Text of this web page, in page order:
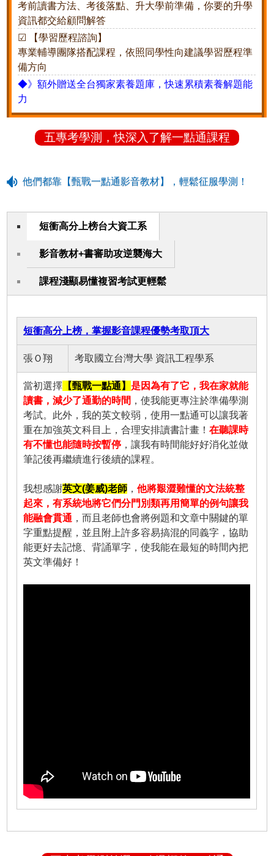
考前讀書方法、考後落點、升大學前準備，你要的升學
資訊都交給顧問解答
☑ 【學習歷程諮詢】
專業輔導團隊搭配課程，依照同學性向建議學習歷程準
備方向
◆》額外贈送全台獨家素養題庫，快速累積素養解題能
力
五專考學測，快深入了解一點通課程
他們都靠【甄戰一點通影音教材】，輕鬆征服學測！
短衝高分上榜台大資工系
影音教材+書審助攻逆襲海大
課程淺顯易懂複習考試更輕鬆
短衝高分上榜，掌握影音課程優勢考取頂大
張Ｏ翔 考取國立台灣大學 資訊工程學系
當初選擇 【甄戰一點通】是因為有了它，我在家就能
讀書，減少了通勤的時間 ，使我能更專注於準備學測
考試。此外，我的英文較弱，使用一點通可以讓我著
重在加強英文科目上，合理安排讀書計畫！在聽課時
有不懂也能隨時按暫停 ，讓我有時間能好好消化並做
筆記後再繼續進行後續的課程。
我想感謝英文(姜威)老師 ，他將艱澀難懂的文法統整
起來，有系統地將它們分門別類再用簡單的例句讓我
能融會貫通 ，而且老師也會將例題和文章中關鍵的單
字重點提醒，並且附上許多容易搞混的同義字，協助
能更好去記憶、背誦單字，使我能在最短的時間內把
英文準備好！